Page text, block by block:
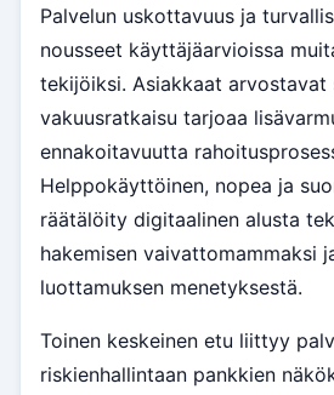
Palvelun uskottavuus ja
nousseet käyttäjäarvioissa
tekijöiksi. Asiakkaat arvostavat
vakuusratkaisu tarjoaa
ennakoitavuutta
Helppokäyttöinen, nopea ja
räätälöity digitaalinen alusta
hakemisen vaivattomammaksi
luottamuksen menetyksestä.
Toinen keskeinen etu liittyy
riskienhallintaan pankkien